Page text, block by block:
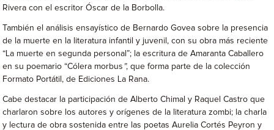
Rivera con el escritor Óscar de la Borbolla.
También el análisis ensayístico de Bernardo Govea sobre la presencia
de la muerte en la literatura infantil y juvenil, con su obra más reciente
“La muerte en segunda personal”; la escritura de Amaranta Caballero
en su poemario “Cólera morbus ”, que forma parte de la colección
Formato Portátil, de Ediciones La Rana.
Cabe destacar la participación de Alberto Chimal y Raquel Castro que
charlaron sobre los autores y orígenes de la literatura zombi; la charla
y lectura de obra sostenida entre las poetas Aurelia Cortés Peyron y